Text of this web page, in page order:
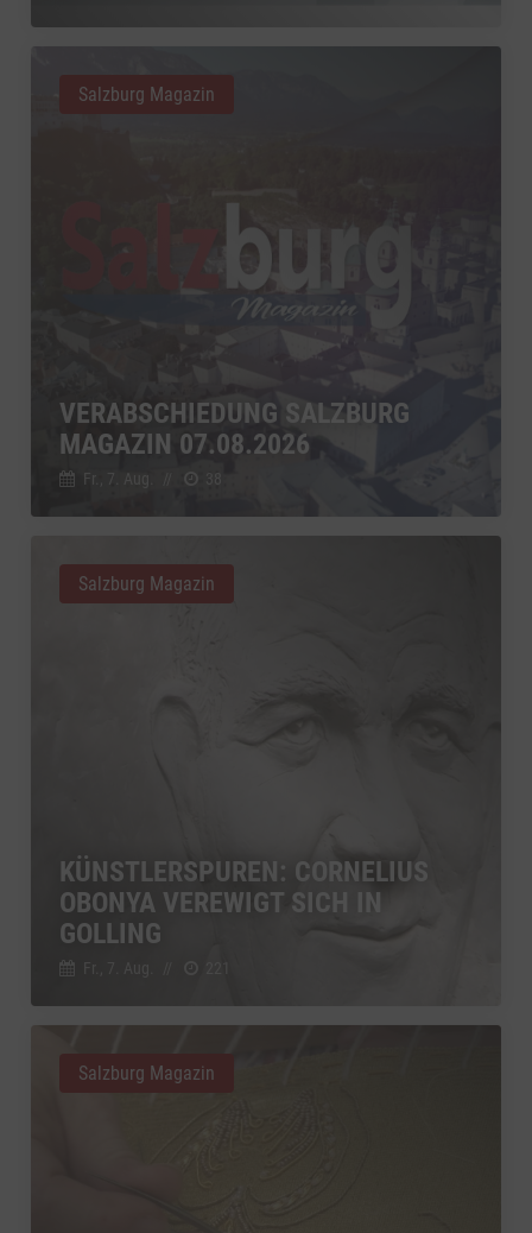
VERABSCHIEDUNG SALZBURG
MAGAZIN 07.08.2026
Fr., 7. Aug. 38
Salzburg Magazin
KÜNSTLERSPUREN: CORNELIUS
OBONYA VEREWIGT SICH IN
GOLLING
Salzburg Magazin
Salzburg Magazin